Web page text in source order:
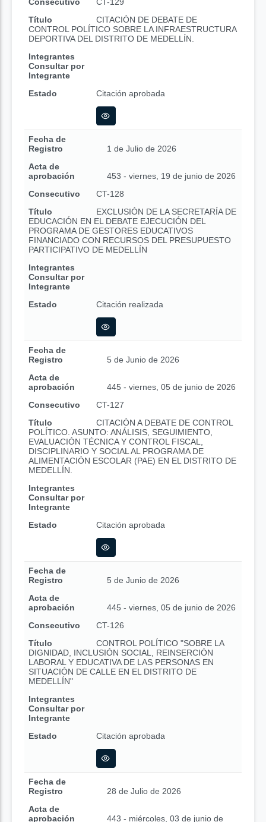
Título
CITACIÓN DE DEBATE DE
CONTROL POLÍTICO SOBRE LA INFRAESTRUCTURA
DEPORTIVA DEL DISTRITO DE MEDELLÍN.
Integrantes
Consultar por
Integrante
Estado
Citación aprobada
Fecha de
Registro
1 de Julio de 2026
Acta de
aprobación
453 - viernes, 19 de junio de 2026
Consecutivo
CT-128
Título
EXCLUSIÓN DE LA SECRETARÍA DE
EDUCACIÓN EN EL DEBATE EJECUCIÓN DEL
PROGRAMA DE GESTORES EDUCATIVOS
FINANCIADO CON RECURSOS DEL PRESUPUESTO
PARTICIPATIVO DE MEDELLÍN
Integrantes
Consultar por
Integrante
Estado
Citación realizada
Fecha de
Registro
5 de Junio de 2026
Acta de
aprobación
445 - viernes, 05 de junio de 2026
Consecutivo
CT-127
Título
CITACIÓN A DEBATE DE CONTROL
POLÍTICO. ASUNTO: ANÁLISIS, SEGUIMIENTO,
EVALUACIÓN TÉCNICA Y CONTROL FISCAL,
DISCIPLINARIO Y SOCIAL AL PROGRAMA DE
ALIMENTACIÓN ESCOLAR (PAE) EN EL DISTRITO DE
MEDELLÍN.
Integrantes
Consultar por
Integrante
Estado
Citación aprobada
Fecha de
Registro
5 de Junio de 2026
Acta de
aprobación
445 - viernes, 05 de junio de 2026
Consecutivo
CT-126
Título
CONTROL POLÍTICO "SOBRE LA
DIGNIDAD, INCLUSIÓN SOCIAL, REINSERCIÓN
LABORAL Y EDUCATIVA DE LAS PERSONAS EN
SITUACIÓN DE CALLE EN EL DISTRITO DE
MEDELLÍN"
Integrantes
Consultar por
Integrante
Estado
Citación aprobada
Fecha de
Registro
28 de Julio de 2026
Acta de
aprobación
443 - miércoles, 03 de junio de